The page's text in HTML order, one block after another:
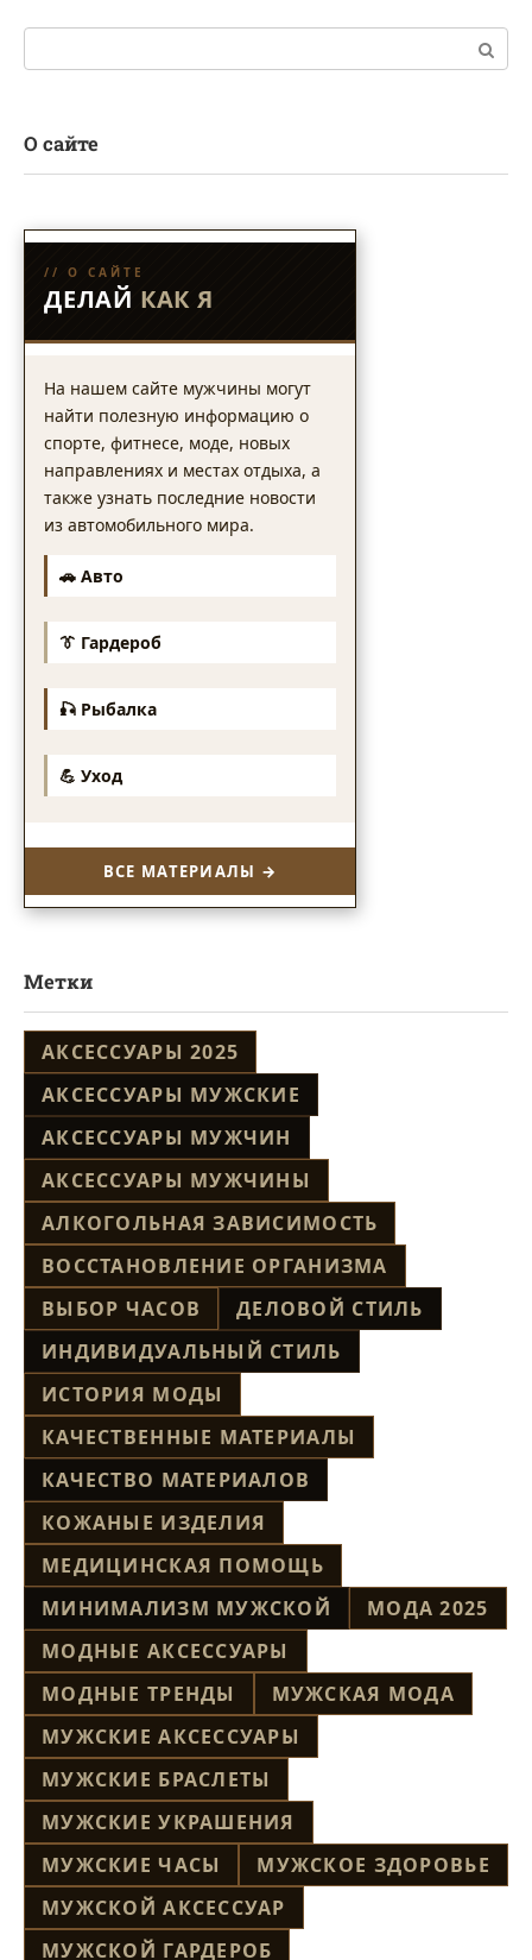
Поиск:
О сайте
// О САЙТЕ
ДЕЛАЙ КАК Я
На нашем сайте мужчины могут
найти полезную информацию о
спорте, фитнесе, моде, новых
направлениях и местах отдыха, а
также узнать последние новости
из автомобильного мира.
🚗 Авто
👔 Гардероб
🎣 Рыбалка
💪 Уход
ВСЕ МАТЕРИАЛЫ →
Метки
АКСЕССУАРЫ 2025
АКСЕССУАРЫ МУЖСКИЕ
АКСЕССУАРЫ МУЖЧИН
АКСЕССУАРЫ МУЖЧИНЫ
АЛКОГОЛЬНАЯ ЗАВИСИМОСТЬ
ВОССТАНОВЛЕНИЕ ОРГАНИЗМА
ВЫБОР ЧАСОВ
ДЕЛОВОЙ СТИЛЬ
ИНДИВИДУАЛЬНЫЙ СТИЛЬ
ИСТОРИЯ МОДЫ
КАЧЕСТВЕННЫЕ МАТЕРИАЛЫ
КАЧЕСТВО МАТЕРИАЛОВ
КОЖАНЫЕ ИЗДЕЛИЯ
МЕДИЦИНСКАЯ ПОМОЩЬ
МИНИМАЛИЗМ МУЖСКОЙ
МОДА 2025
МОДНЫЕ АКСЕССУАРЫ
МОДНЫЕ ТРЕНДЫ
МУЖСКАЯ МОДА
МУЖСКИЕ АКСЕССУАРЫ
МУЖСКИЕ БРАСЛЕТЫ
МУЖСКИЕ УКРАШЕНИЯ
МУЖСКИЕ ЧАСЫ
МУЖСКОЕ ЗДОРОВЬЕ
МУЖСКОЙ АКСЕССУАР
МУЖСКОЙ ГАРДЕРОБ